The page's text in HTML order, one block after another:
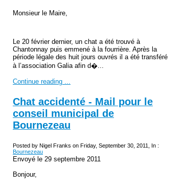
Monsieur le Maire,
Le 20 février dernier, un chat a été trouvé à
Chantonnay puis emmené à la fourrière. Après la
période légale des huit jours ouvrés il a été transféré
à l’association Galia afin d�...
Continue reading ...
Chat accidenté - Mail pour le
conseil municipal de
Bournezeau
Posted by Nigel Franks on Friday, September 30, 2011, In :
Bournezeau
Envoyé le 29 septembre 2011
Bonjour,